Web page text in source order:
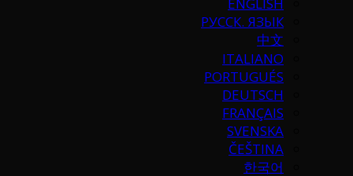
ENGLISH
РУССК. ЯЗЫК
中文
ITALIANO
PORTUGUÉS
DEUTSCH
FRANÇAIS
SVENSKA
ČEŠTINA
한국어